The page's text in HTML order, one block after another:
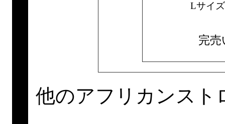
Lサイ
完
他のアフリカンスト